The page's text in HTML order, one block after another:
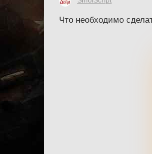
Что необходимо